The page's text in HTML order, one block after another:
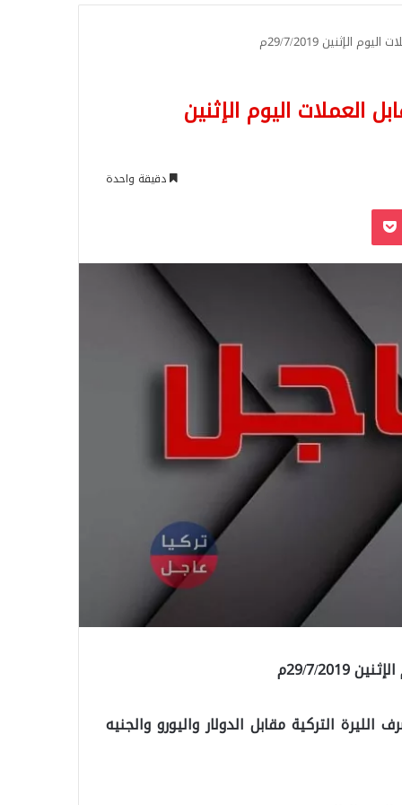
29/7/2019م
العملات اليوم الإثنين
دقيقة واحدة
‫Pocket
7/2019م
التركية مقابل الدولار واليورو والجنيه